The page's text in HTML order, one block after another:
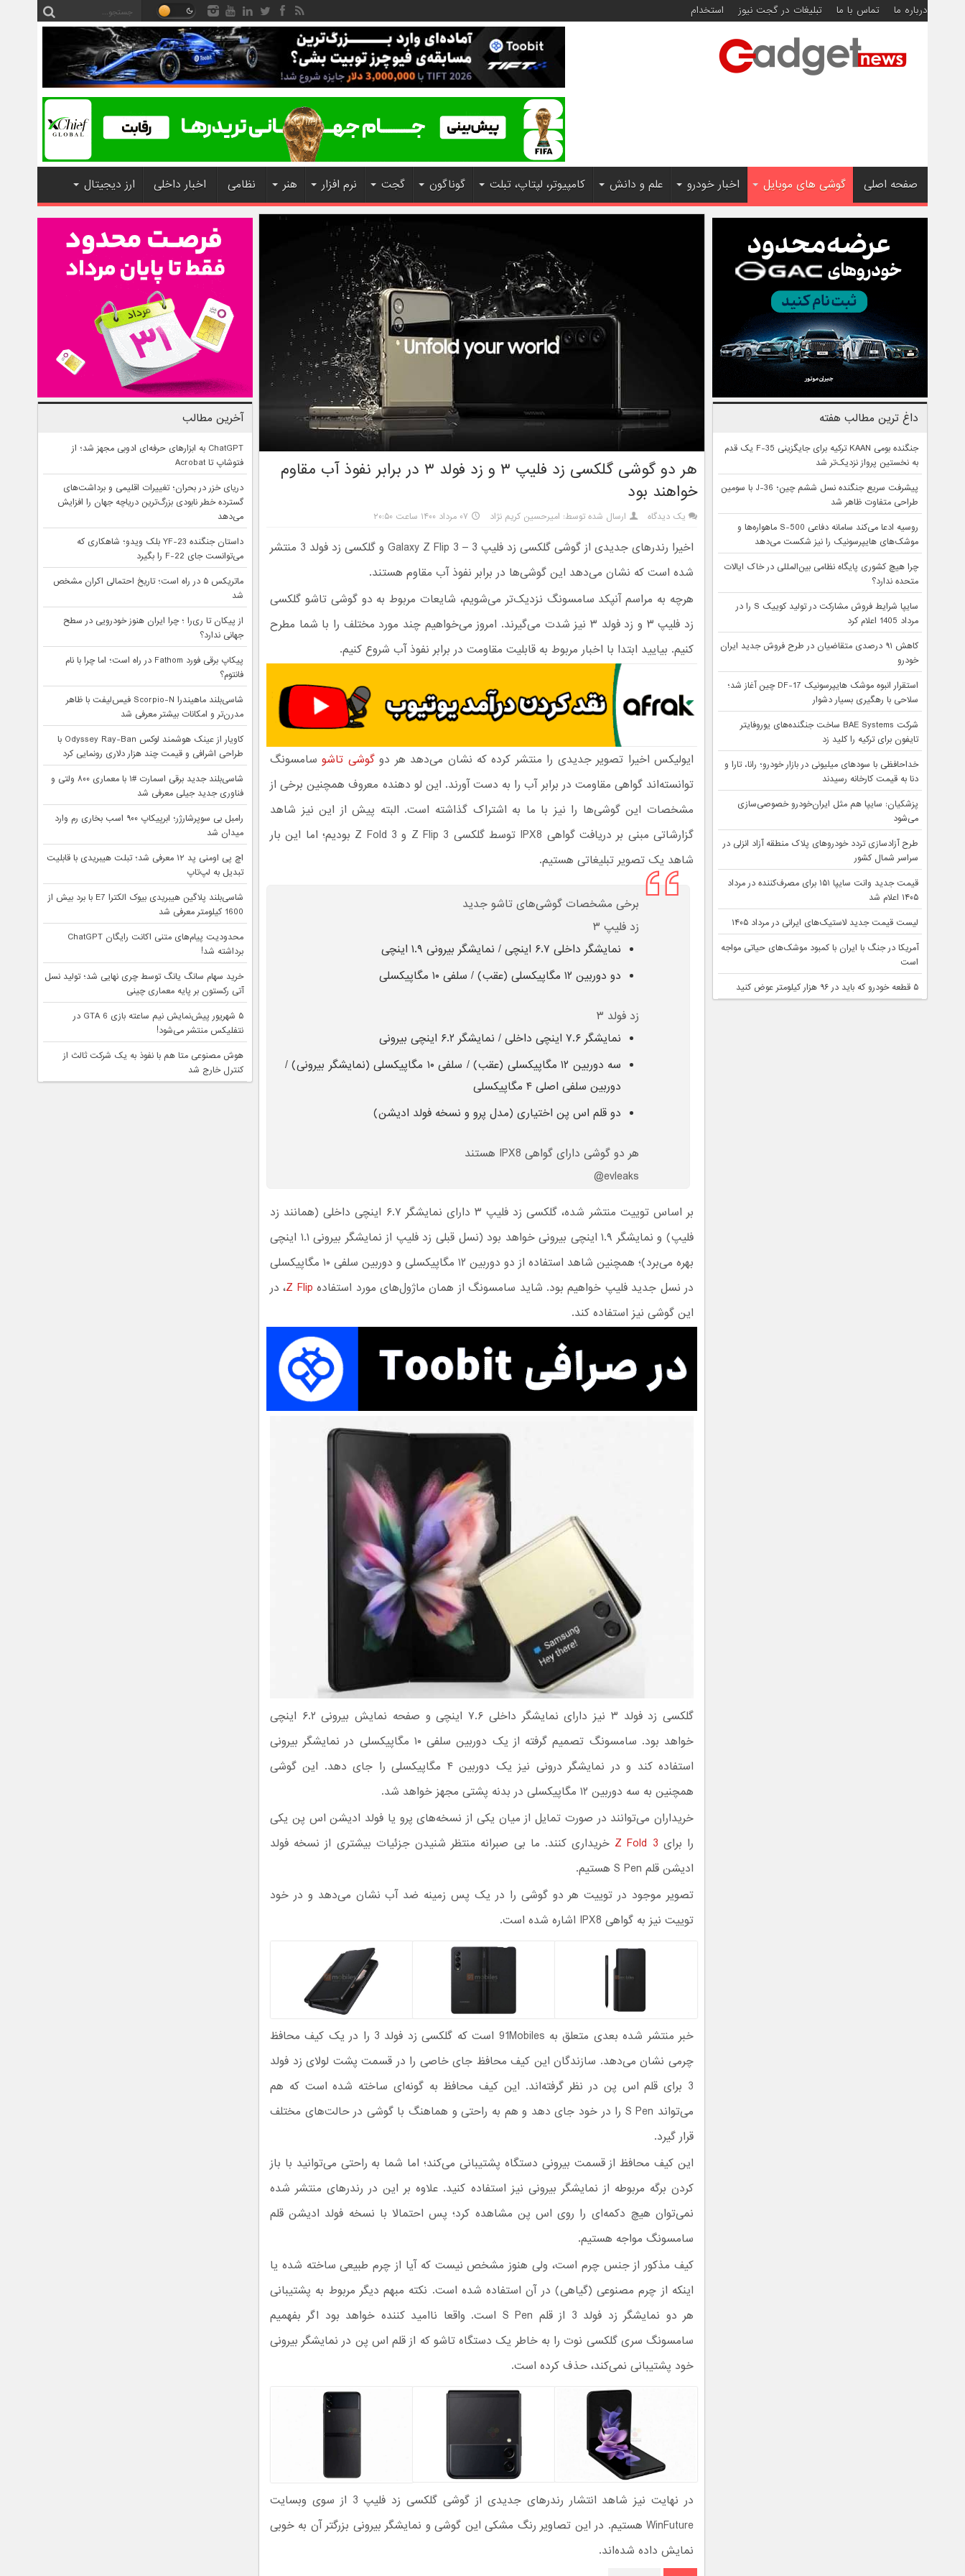
درباره ما تماس با ما تبلیغات در گجت نیوز استخدام
صفحه اصلی گوشی های موبایل اخبار خودرو علم و دانش کامپیوتر، لپتاپ، تبلت گوناگون گجت نرم افزار هنر نظامی اخبار داخلی ارز دیجیتال
هر دو گوشی گلکسی زد فلیپ ۳ و زد فولد ۳ در برابر نفوذ آب مقاوم
خواهند بود
یک دیدگاه ارسال شده توسط: امیرحسین کریم نژاد ۰۷ مرداد ۱۴۰۰ ساعت ۲۰:۵۰
اخیرا رندر‌های جدیدی از گوشی گلکسی زد فلیپ 3 – Galaxy Z Flip 3 و گلکسی زد فولد 3 منتشر
شده است که نشان می‌دهد این گوشی‌ها در برابر نفوذ آب مقاوم هستند.
هرچه به مراسم آنپکد سامسونگ نزدیک‌تر می‌شویم، شایعات مربوط به دو گوشی تاشو گلکسی
زد فلیپ ۳ و زد فولد ۳ نیز شدت می‌گیرند. امروز می‌خواهیم چند مورد مختلف را با شما مطرح
کنیم. بیایید ابتدا با اخبار مربوط به قابلیت مقاومت در برابر نفوذ آب شروع کنیم.
ایولیکس اخیرا تصویر جدیدی را منتشر کرده که نشان می‌دهد هر دوگوشی تاشوسامسونگ
توانسته‌اند گواهی مقاومت در برابر آب را به دست آورند. این لو دهنده معروف همچنین برخی از
مشخصات این گوشی‌ها را نیز با ما به اشتراک گذاشته است. البته پیش از این نیز شاهد
گزارشاتی مبنی بر دریافت گواهی IPX8 توسط گلکسی Z Flip 3 و Z Fold 3 بودیم؛ اما این بار
شاهد یک تصویر تبلیغاتی هستیم.
برخی مشخصات گوشی‌های تاشو جدید
زد فلیپ ۳
نمایشگر داخلی ۶.۷ اینچی / نمایشگر بیرونی ۱.۹ اینچی
دو دوربین ۱۲ مگاپیکسلی (عقب) / سلفی ۱۰ مگاپیکسلی
زد فولد ۳
نمایشگر ۷.۶ اینچی داخلی / نمایشگر ۶.۲ اینچی بیرونی
سه دوربین ۱۲ مگاپیکسلی (عقب) / سلفی ۱۰ مگاپیکسلی (نمایشگر بیرونی) /
دوربین سلفی اصلی ۴ مگاپیکسلی
دو قلم اس پن اختیاری (مدل پرو و نسخه فولد ادیشن)
هر دو گوشی دارای گواهی IPX8 هستند
evleaks@
بر اساس توییت منتشر شده، گلکسی زد فلیپ ۳ دارای نمایشگر ۶.۷ اینچی داخلی (همانند زد
فلیپ) و نمایشگر ۱.۹ اینچی بیرونی خواهد بود (نسل قبلی زد فلیپ از نمایشگر بیرونی ۱.۱ اینچی
بهره می‌برد)؛ همچنین شاهد استفاده از دو دوربین ۱۲ مگاپیکسلی و دوربین سلفی ۱۰ مگاپیکسلی
در نسل جدید فلیپ خواهیم بود. شاید سامسونگ از همان ماژول‌های مورد استفاده Z Flip، در
این گوشی نیز استفاده کند.
گلکسی زد فولد ۳ نیز دارای نمایشگر داخلی ۷.۶ اینچی و صفحه نمایش بیرونی ۶.۲ اینچی
خواهد بود. سامسونگ تصمیم گرفته از یک دوربین سلفی ۱۰ مگاپیکسلی در نمایشگر بیرونی
استفاده کند و در نمایشگر درونی نیز یک دوربین ۴ مگاپیکسلی را جای دهد. این گوشی
همچنین به سه دوربین ۱۲ مگاپیکسلی در بدنه پشتی مجهز خواهد شد.
خریداران می‌توانند در صورت تمایل از میان یکی از نسخه‌های پرو یا فولد ادیشن اس پن یکی
را برای Z Fold 3 خریداری کنند. ما بی صبرانه منتظر شنیدن جزئیات بیشتری از نسخه فولد
ادیشن قلم S Pen هستیم.
تصویر موجود در توییت هر دو گوشی را در یک پس زمینه ضد آب نشان می‌دهد و در خود
توییت نیز به گواهی IPX8 اشاره شده است.
خبر منتشر شده بعدی متعلق به 91Mobiles است که گلکسی زد فولد 3 را در یک کیف محافظ
چرمی نشان می‌دهد. سازندگان این کیف محافظ جای خاصی را در قسمت پشت لولای زد فولد
3 برای قلم اس پن در نظر گرفته‌اند. این کیف محافظ به گونه‌ای ساخته شده است که هم
می‌تواند S Pen را در خود جای دهد و هم به راحتی و هماهنگ با گوشی در حالت‌های مختلف
قرار گیرد.
این کیف محافظ از قسمت بیرونی دستگاه پشتیبانی می‌کند؛ اما شما به راحتی می‌توانید با باز
کردن برگه مربوطه از نمایشگر بیرونی نیز استفاده کنید. علاوه بر این در رندر‌های منتشر شده
نمی‌توان هیچ دکمه‌ای را روی اس پن مشاهده کرد؛ پس احتمالا با نسخه فولد ادیشن قلم
سامسونگ مواجه هستیم.
کیف مذکور از جنس چرم است، ولی هنوز مشخص نیست که آیا از چرم طبیعی ساخته شده یا
اینکه از چرم مصنوعی (گیاهی) در آن استفاده شده است. نکته مبهم دیگر مربوط به پشتیبانی
هر دو نمایشگر زد فولد 3 از قلم S Pen است. واقعا ناامید کننده خواهد بود اگر بفهمیم
سامسونگ سری گلکسی نوت را به خاطر یک دستگاه تاشو که از قلم اس پن در نمایشگر بیرونی
خود پشتیبانی نمی‌کند، حذف کرده است.
در نهایت نیز شاهد انتشار رندرهای جدیدی از گوشی گلکسی زد فلیپ 3 از سوی وبسایت
WinFuture هستیم. در این تصاویر رنگ مشکی این گوشی و نمایشگر بیرونی بزرگتر آن به خوبی
نمایش داده شده‌اند.
داغ ترین مطالب هفته
جنگنده بومی KAAN ترکیه برای جایگزینی F-35 یک قدم
به نخستین پرواز نزدیک‌تر شد
پیشرفت سریع جنگنده نسل ششم چین؛ J-36 با سومین
طراحی متفاوت ظاهر شد
روسیه ادعا می‌کند سامانه دفاعی S-500 ماهواره‌ها و
موشک‌های هایپرسونیک را نیز شکست می‌دهد
چرا هیچ کشوری پایگاه نظامی بین‌المللی در خاک ایالات
متحده ندارد؟
سایپا شرایط فروش مشارکت در تولید کوییک S را در
مرداد 1405 اعلام کرد
کاهش ۹۱ درصدی متقاضیان در طرح فروش جدید ایران
خودرو
استقرار انبوه موشک هایپرسونیک DF-17 چین آغاز شد؛
سلاحی با رهگیری بسیار دشوار
شرکت BAE Systems ساخت جنگنده‌های یوروفایتر
تایفون برای ترکیه را کلید زد
خداحافظی با سودهای میلیونی در بازار خودرو؛ رانا، تارا و
دنا به قیمت کارخانه رسیدند
پزشکیان: سایپا هم مثل ایران‌خودرو خصوصی‌سازی
می‌شود
طرح آزادسازی تردد خودروهای پلاک منطقه آزاد انزلی در
سراسر شمال کشور
قیمت جدید وانت سایپا ۱۵۱ برای مصرف‌کننده در مرداد
۱۴۰۵ اعلام شد
لیست قیمت جدید لاستیک‌های ایرانی در مرداد ۱۴۰۵
آمریکا در جنگ با ایران با کمبود موشک‌های حیاتی مواجه
است
۵ قطعه خودرو که باید در ۹۶ هزار کیلومتر عوض کنید
آخرین مطالب
ChatGPT به ابزارهای حرفه‌ای ادوبی مجهز شد؛ از
فتوشاپ تا Acrobat
دریای خزر در بحران؛ تغییرات اقلیمی و برداشت‌های
گسترده خطر نابودی بزرگ‌ترین دریاچه جهان را افزایش
می‌دهد
داستان جنگنده YF-23 بلک ویدو؛ شاهکاری که
می‌توانست جای F-22 را بگیرد
ماتریکس ۵ در راه است؛ تاریخ احتمالی اکران مشخص
شد
از پیکان تا ری‌را ؛ چرا ایران هنوز خودرویی در سطح
جهانی ندارد؟
پیکاپ برقی فورد Fathom در راه است؛ اما چرا با نام
فانتوم؟
شاسی‌بلند ماهیندرا Scorpio-N فیس‌لیفت با ظاهر
مدرن‌تر و امکانات بیشتر معرفی شد
کاویار از عینک هوشمند لوکس Odyssey Ray-Ban با
طراحی اشرافی و قیمت چند هزار دلاری رونمایی کرد
شاسی‌بلند جدید برقی اسمارت #۱ با معماری ۸۰۰ ولتی و
فناوری جدید جیلی معرفی شد
رامبل بی سوپرشارژر؛ ابرپیکاپ ۹۰۰ اسب بخاری رم وارد
میدان شد
اچ پی اومنی پد ۱۲ معرفی شد؛ تبلت هیبریدی با قابلیت
تبدیل به لپ‌تاپ
شاسی‌بلند پلاگین هیبریدی بیوک الکترا E7 با برد بیش از
1600 کیلومتر معرفی شد
محدودیت پیام‌های متنی اکانت رایگان ChatGPT
برداشته شد!
خرید سهام سانگ‌ یانگ توسط چری نهایی شد؛ تولید نسل
آتی رکستون بر پایه معماری چینی
۵ شهریور پیش‌نمایش نیم ساعته بازی GTA 6 در
نتفلیکس منتشر می‌شود!
هوش مصنوعی متا هم با نفوذ به یک شرکت ثالث از
کنترل خارج شد